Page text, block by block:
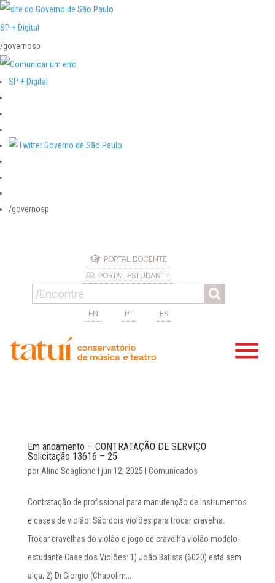
SP + Digital
/governosp
SP + Digital
/governosp
PORTAL DOCENTE
PORTAL ESTUDANTIL
EN PT ES
Em andamento – CONTRATAÇÃO DE SERVIÇO
Solicitação 13616 – 25
por Aline Scaglione jun 12, 2025 Comunicados
Contratação de profissional para manutenção de instrumentos
e cases de violão: São dois violões para trocar cravelha.
Trocar cravelhas do violão e jogo de cravelha violão modelo
estudante Case dos Violões: 1) João Batista (6020) está sem
alça; 2) Di Giorgio (Chapolim...